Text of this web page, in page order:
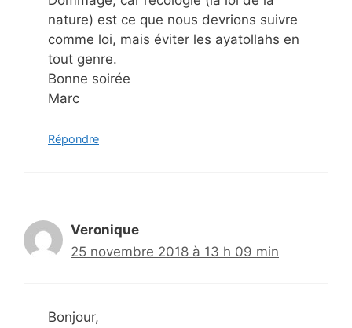
nature) est ce que nous devrions suivre
comme loi, mais éviter les ayatollahs en
tout genre.
Bonne soirée
Marc
Répondre
Veronique
25 novembre 2018 à 13 h 09 min
Bonjour,